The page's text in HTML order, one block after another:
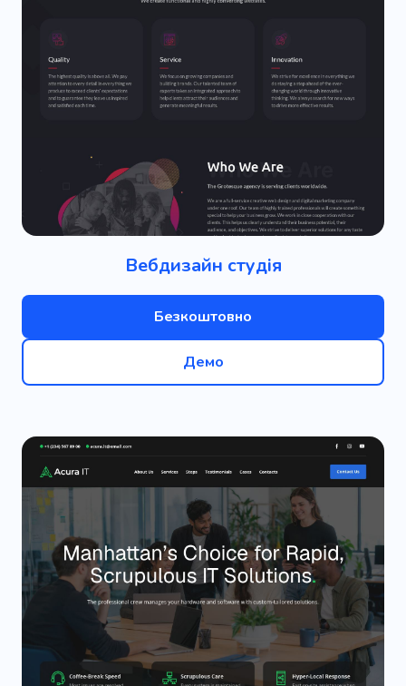
Вебдизайн студія
Безкоштовно
Демо